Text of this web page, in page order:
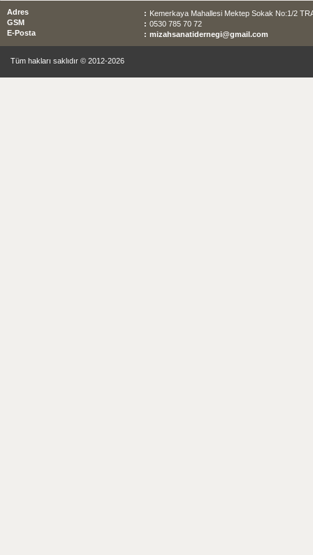
Adres : Kemerkaya Mahallesi Mektep Sokak No:1/2
GSM
: 0530 785 70 72
E-Posta
: mizahsanatidernegi@gmail.com
Tüm hakları saklıdır © 2012-2026